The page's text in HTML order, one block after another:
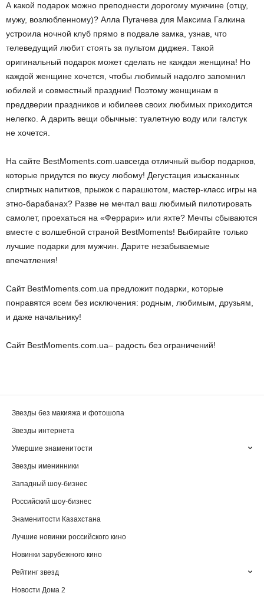
А какой подарок можно преподнести дорогому мужчине (отцу,
мужу, возлюбленному)? Алла Пугачева для Максима Галкина
устроила ночной клуб прямо в подвале замка, узнав, что
телеведущий любит стоять за пультом диджея. Такой
оригинальный подарок может сделать не каждая женщина! Но
каждой женщине хочется, чтобы любимый надолго запомнил
юбилей и совместный праздник! Поэтому женщинам в
преддверии праздников и юбилеев своих любимых приходится
нелегко. А дарить вещи обычные: туалетную воду или галстук
не хочется.
На сайте BestMoments.com.uaвсегда отличный выбор подарков,
которые придутся по вкусу любому! Дегустация изысканных
спиртных напитков, прыжок с парашютом, мастер-класс игры на
этно-барабанах? Разве не мечтал ваш любимый пилотировать
самолет, проехаться на «Феррари» или яхте? Мечты сбываются
вместе с волшебной страной BestMoments! Выбирайте только
лучшие подарки для мужчин. Дарите незабываемые
впечатления!
Сайт BestMoments.com.ua предложит подарки, которые
понравятся всем без исключения: родным, любимым, друзьям,
и даже начальнику!
Сайт BestMoments.com.ua– радость без ограничений!
Звезды без макияжа и фотошопа
Звезды интернета
Умершие знаменитости
Звезды именинники
Западный шоу-бизнес
Российский шоу-бизнес
Знаменитости Казахстана
Лучшие новинки российского кино
Новинки зарубежного кино
Рейтинг звезд
Новости Дома 2